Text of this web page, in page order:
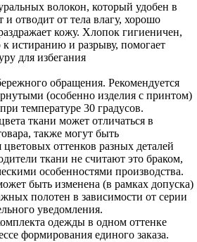
волокон, который удобен в
отводит от тела влагу, хорошо
кожу. Хлопок гигиеничен,
к истиранию и разрыву, помогает
для избегания
обращения. Рекомендуется
(особенно изделия с принтом)
температуре 30 градусов.
ткани может отличаться в
также могут быть
оттенков разных деталей
ткани не считают это браком,
особенностями производства.
быть изменена (в рамках допуска)
полотен в зависимости от серии
уведомления.
одежды в одном оттенке
формирования единого заказа.